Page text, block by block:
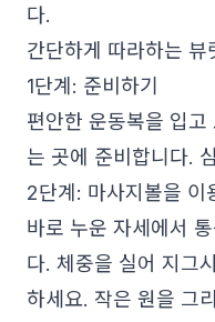
다.
간단하게 따라하는 뷰
1단계: 준비하기
편안한 운동복을 입
는 곳에 준비합니다.
2단계: 마사지볼을 이
바로 누운 자세에서
다. 체중을 실어 지그
하세요. 작은 원을 그